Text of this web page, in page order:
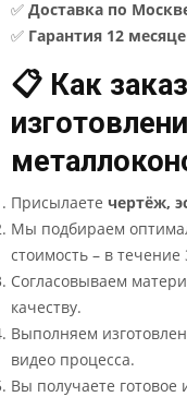
✅ Доставка по
✅ Гарантия 12
📋 Как
Присылаете чертёж,
Мы подбираем
стоимость – в течение
Согласовываем
качеству.
Выполняем
видео процесса.
Вы получаете